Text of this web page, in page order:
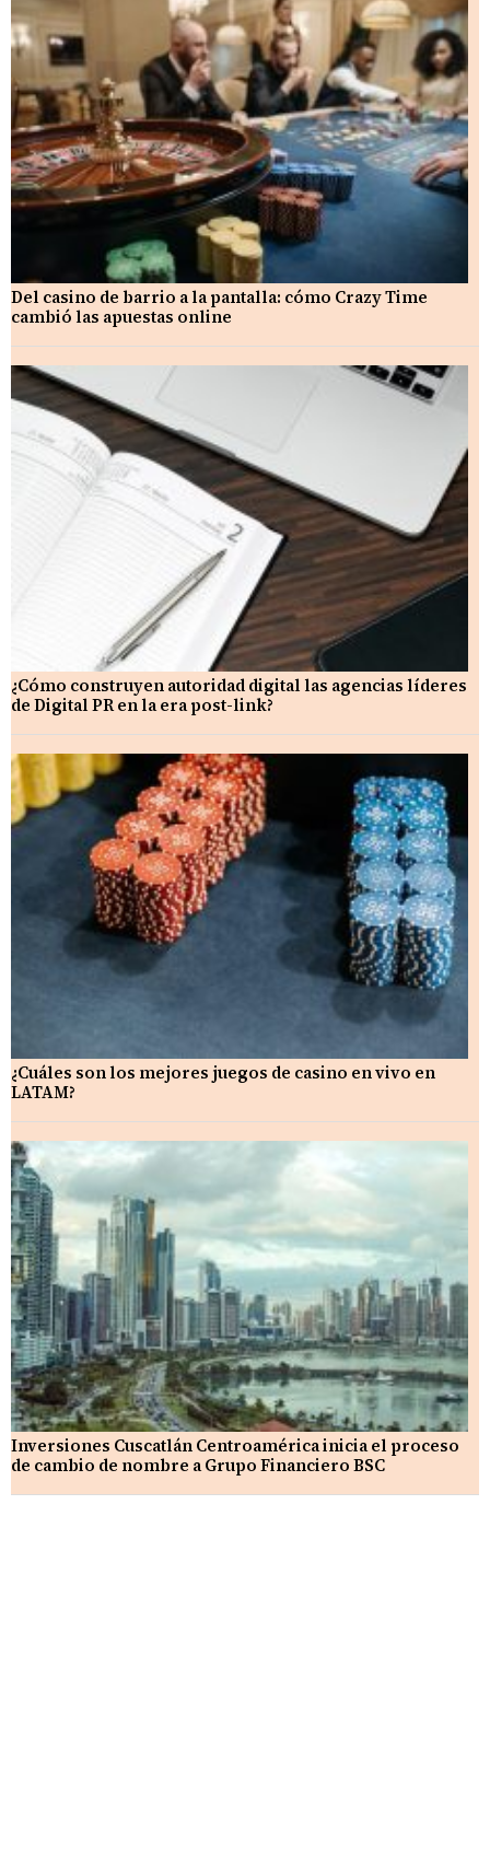
Del casino de barrio a la pantalla: cómo Crazy Time
cambió las apuestas online
¿Cómo construyen autoridad digital las agencias líderes
de Digital PR en la era post-link?
¿Cuáles son los mejores juegos de casino en vivo en
LATAM?
Inversiones Cuscatlán Centroamérica inicia el proceso
de cambio de nombre a Grupo Financiero BSC